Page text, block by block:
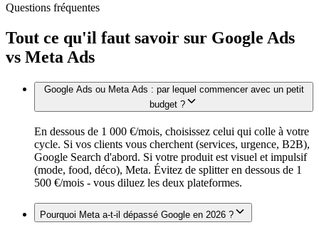
Questions fréquentes
Tout ce qu'il faut savoir sur Google Ads
vs Meta Ads
Google Ads ou Meta Ads : par lequel commencer avec un petit
budget ?
En dessous de 1 000 €/mois, choisissez celui qui colle à votre
cycle. Si vos clients vous cherchent (services, urgence, B2B),
Google Search d'abord. Si votre produit est visuel et impulsif
(mode, food, déco), Meta. Évitez de splitter en dessous de 1
500 €/mois - vous diluez les deux plateformes.
Pourquoi Meta a-t-il dépassé Google en 2026 ?